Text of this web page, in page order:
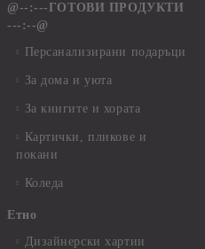
@--:---ГОТОВИ ПРОДУКТИ
---:--@
Персанализирани подаръци
За дома и уюта
За книгите и хората
Картички, пликове и
покани
Коледа
Етно
Дизайнерски хартии